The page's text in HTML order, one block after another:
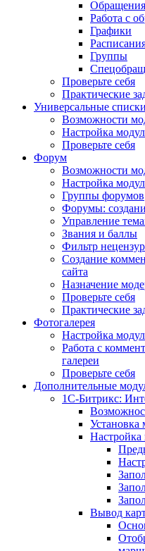
Обращения
Работа с
Графики
Группы
Проверьте себя
Практические
Универсальные списки
Возможности
Настройка
Проверьте себя
Форум
Возможности
Настройка
Группы форумов
Форумы:
Управление
Звания и баллы
Фильтр
Создание
сайта
Назначение
Проверьте себя
Практические
Фотогалерея
Настройка
Работа с
галереи
Проверьте себя
Дополнительные
1С-Битрикс:
Установка
Настройка
Вывод